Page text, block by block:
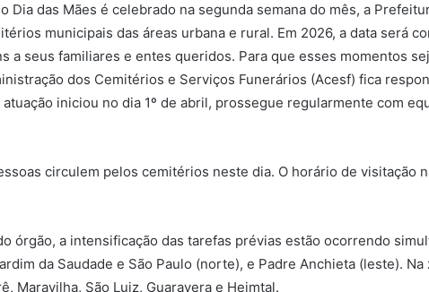
Dia das Mães é celebrado na segunda semana do mês, a
municipais das áreas urbana e rural. Em 2026, a data será
a seus familiares e entes queridos. Para que esses momentos
dos Cemitérios e Serviços Funerários (Acesf) fica
iniciou no dia 1º de abril, prossegue regularmente com
circulem pelos cemitérios neste dia. O horário de visitação
órgão, a intensificação das tarefas prévias estão ocorrendo
da Saudade e São Paulo (norte), e Padre Anchieta (leste).
Maravilha, São Luiz, Guaravera e Heimtal.